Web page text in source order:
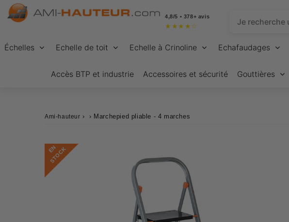
4,8/5 • 378+ avis
★ ★ ★ ★ ☆
Échelles Echelle de toit Echelle à Crinoline Echafaudages
Accès BTP et industrie Accessoires et sécurité Gouttières
Ami-hauteur › › Marchepied pliable - 4 marches
E
N
S
T
O
C
K